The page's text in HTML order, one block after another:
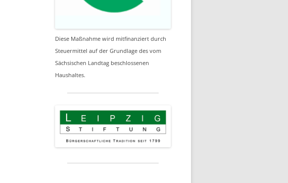
Diese Maßnahme wird mitfinanziert durch
Steuermittel auf der Grundlage des vom
Sächsischen Landtag beschlossenen
Haushaltes.